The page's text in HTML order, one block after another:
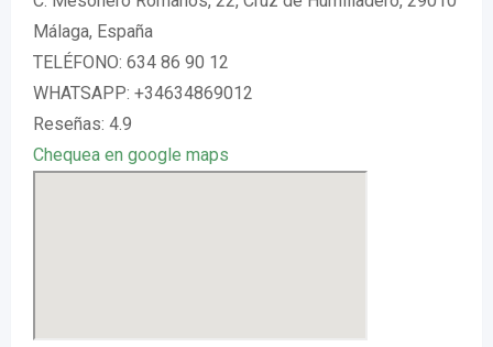
Málaga, España
TELÉFONO: 634 86 90 12
WHATSAPP: +34634869012
Reseñas: 4.9
Chequea en google maps